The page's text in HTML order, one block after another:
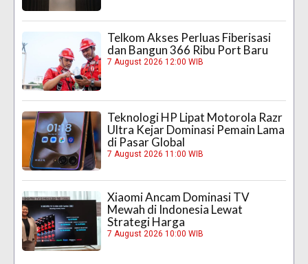
Telkom Akses Perluas Fiberisasi
dan Bangun 366 Ribu Port Baru
7 August 2026 12:00 WIB
Teknologi HP Lipat Motorola Razr
Ultra Kejar Dominasi Pemain Lama
di Pasar Global
7 August 2026 11:00 WIB
Xiaomi Ancam Dominasi TV
Mewah di Indonesia Lewat
Strategi Harga
7 August 2026 10:00 WIB